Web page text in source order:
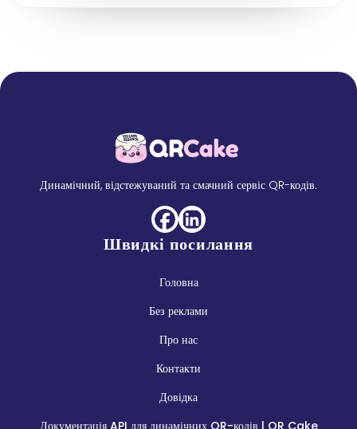
Динамічний, відстежуваний та смачний сервіс QR-кодів.
Швидкі посилання
Головна
Без реклами
Про нас
Контакти
Довідка